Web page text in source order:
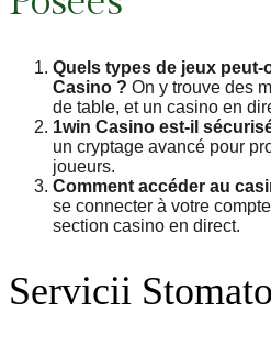
Quels types de jeux
Casino ? On y trouve des
de table, et un casino en
1win Casino est-il
un cryptage avancé pour
joueurs.
Comment accéder au
se connecter à votre
section casino en direct.
Servicii